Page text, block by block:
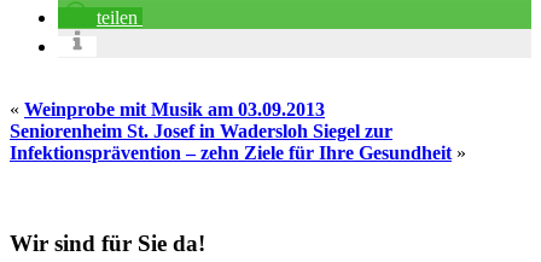
teilen
« Weinprobe mit Musik am 03.09.2013
Seniorenheim St. Josef in Wadersloh Siegel zur
Infektionsprävention – zehn Ziele für Ihre Gesundheit »
Seitenspalte
Wir sind für Sie da!